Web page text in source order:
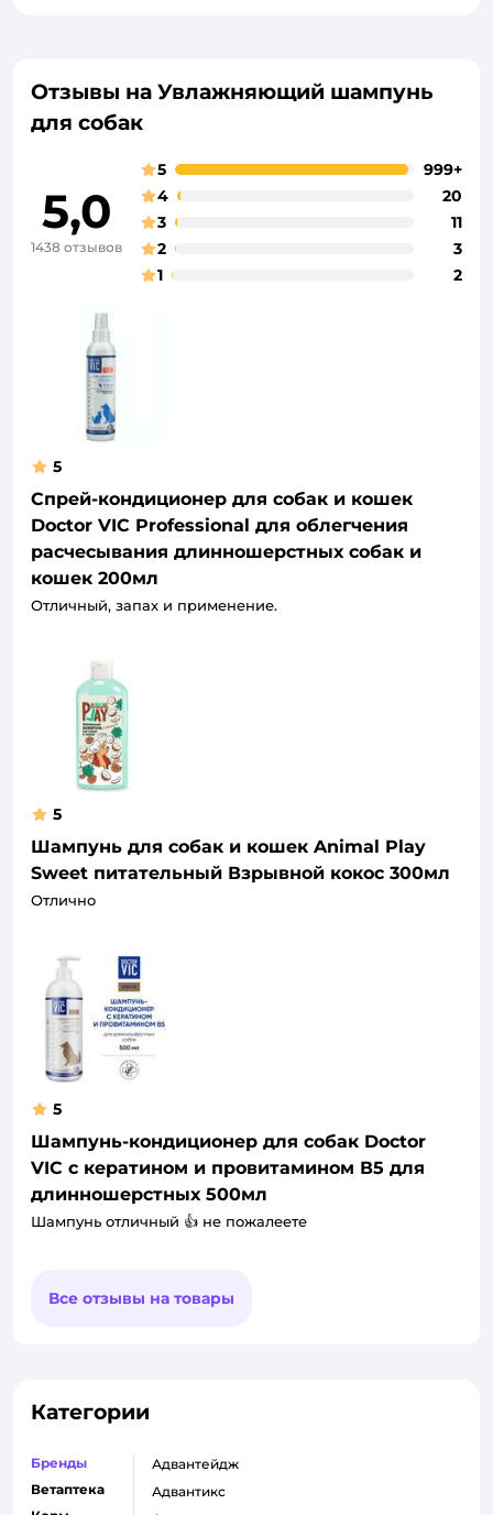
Отзывы на Увлажняющий шампунь
для собак
5,0
1438 отзывов
5
999+
4
20
3
11
2
3
1
2
5
Спрей-кондиционер для собак и кошек
Doctor VIC Professional для облегчения
расчесывания длинношерстных собак и
кошек 200мл
Отличный, запах и применение.
5
Шампунь для собак и кошек Animal Play
Sweet питательный Взрывной кокос 300мл
Отлично
5
Шампунь-кондиционер для собак Doctor
VIC с кератином и провитамином В5 для
длинношерстных 500мл
Шампунь отличный 👍 не пожалеете
Все отзывы на товары
Категории
Бренды
Ветаптека
адвантейдж
адвантикс